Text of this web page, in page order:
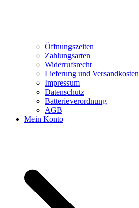
Öffnungszeiten
Zahlungsarten
Widerrufsrecht
Lieferung und Versandkosten
Impressum
Datenschutz
Batterieverordnung
AGB
Mein Konto